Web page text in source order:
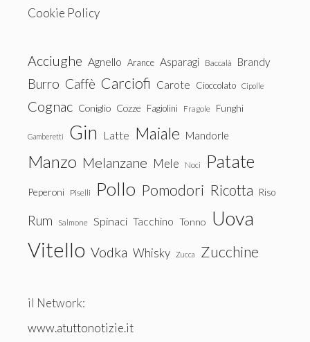
Cookie Policy
Acciughe Agnello Arance Asparagi Baccalà Brandy
Burro Caffè Carciofi Carote Cioccolato Cipolle
Cognac Coniglio Cozze Fagiolini Fragole Funghi
Gamberetti Gin Latte Maiale Mandorle
Manzo Melanzane Mele Noci Patate
Peperoni Piselli Pollo Pomodori Ricotta Riso
Rum Salmone Spinaci Tacchino Tonno Uova
Vitello Vodka Whisky Zucca Zucchine
il Network:
www.atuttonotizie.it